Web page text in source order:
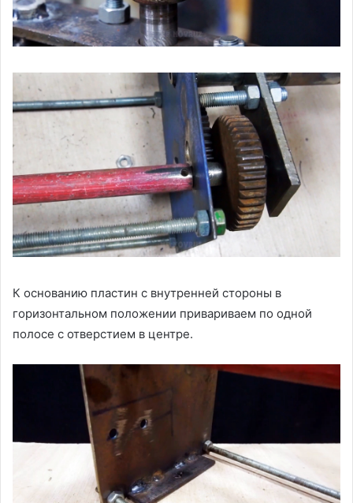
К основанию пластин с внутренней стороны в
горизонтальном положении привариваем по одной
полосе с отверстием в центре.